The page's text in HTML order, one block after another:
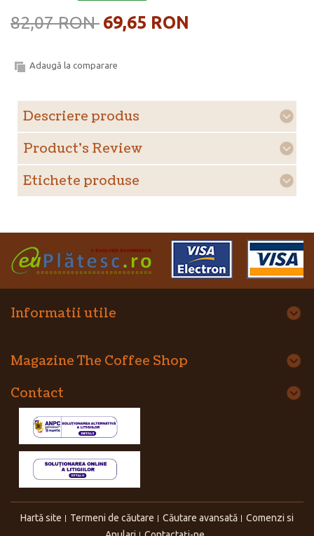
82,07 RON 69,65 RON
Adaugă la comparare
Descriere produs
Product's Review
Etichete produse
Informatii utile
Magazine The Coffee Shop
Contact
Hartă site Termeni de căutare Căutare avansată
Comenzi si